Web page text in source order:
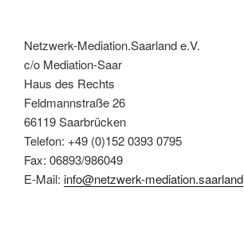
Netzwerk-Mediation.Saarland e.V.
c/o Mediation-Saar
Haus des Rechts
Feldmannstraße 26
66119 Saarbrücken
Telefon: +49 (0)152 0393 0795
Fax: 06893/986049
E-Mail: info@netzwerk-mediation.saarland